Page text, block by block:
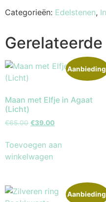
Categorieën: Edelstenen,
Maan met Elfje in Agaat
(Licht)
€65.00 €39.00
Toevoegen aan
winkelwagen